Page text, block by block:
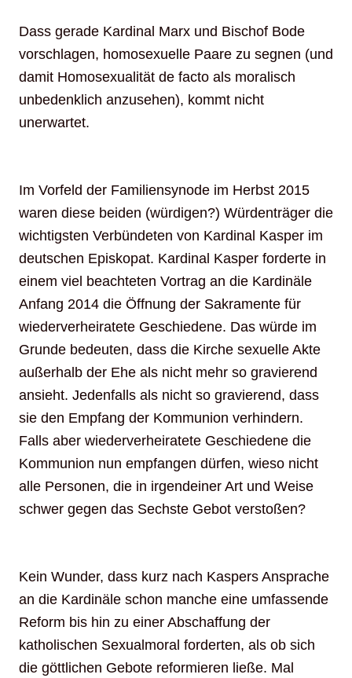
Dass gerade Kardinal Marx und Bischof Bode
vorschlagen, homosexuelle Paare zu segnen (und
damit Homosexualität de facto als moralisch
unbedenklich anzusehen), kommt nicht
unerwartet.
Im Vorfeld der Familiensynode im Herbst 2015
waren diese beiden (würdigen?) Würdenträger die
wichtigsten Verbündeten von Kardinal Kasper im
deutschen Episkopat. Kardinal Kasper forderte in
einem viel beachteten Vortrag an die Kardinäle
Anfang 2014 die Öffnung der Sakramente für
wiederverheiratete Geschiedene. Das würde im
Grunde bedeuten, dass die Kirche sexuelle Akte
außerhalb der Ehe als nicht mehr so gravierend
ansieht. Jedenfalls als nicht so gravierend, dass
sie den Empfang der Kommunion verhindern.
Falls aber wiederverheiratete Geschiedene die
Kommunion nun empfangen dürfen, wieso nicht
alle Personen, die in irgendeiner Art und Weise
schwer gegen das Sechste Gebot verstoßen?
Kein Wunder, dass kurz nach Kaspers Ansprache
an die Kardinäle schon manche eine umfassende
Reform bis hin zu einer Abschaffung der
katholischen Sexualmoral forderten, als ob sich
die göttlichen Gebote reformieren ließe. Mal